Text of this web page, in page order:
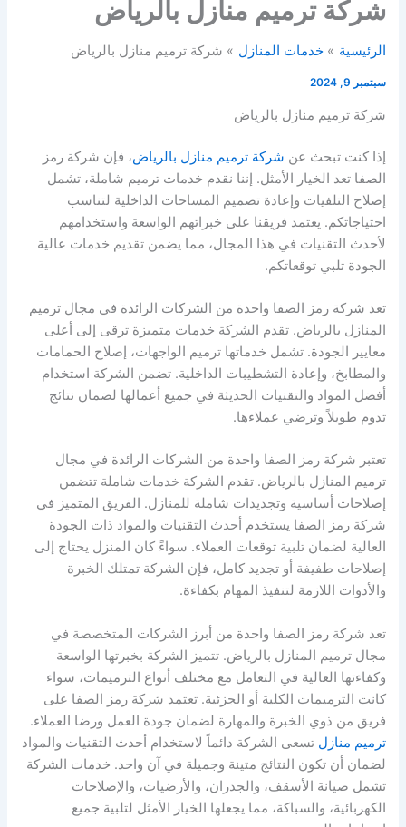
شركة ترميم منازل بالرياض
الرئيسية خدمات المنازل شركة ترميم منازل بالرياض
سبتمبر 9, 2024
شركة ترميم منازل بالرياض
إذا كنت تبحث عن شركة ترميم منازل بالرياض، فإن شركة رمز
الصفا تعد الخيار الأمثل. إننا نقدم خدمات ترميم شاملة، تشمل
إصلاح التلفيات وإعادة تصميم المساحات الداخلية لتناسب
احتياجاتكم. يعتمد فريقنا على خبراتهم الواسعة واستخدامهم
لأحدث التقنيات في هذا المجال، مما يضمن تقديم خدمات عالية
الجودة تلبي توقعاتكم.
تعد شركة رمز الصفا واحدة من الشركات الرائدة في مجال ترميم
المنازل بالرياض. تقدم الشركة خدمات متميزة ترقى إلى أعلى
معايير الجودة. تشمل خدماتها ترميم الواجهات، إصلاح الحمامات
والمطابخ، وإعادة التشطيبات الداخلية. تضمن الشركة استخدام
أفضل المواد والتقنيات الحديثة في جميع أعمالها لضمان نتائج
تدوم طويلاً وترضي عملاءها.
تعتبر شركة رمز الصفا واحدة من الشركات الرائدة في مجال
ترميم المنازل بالرياض. تقدم الشركة خدمات شاملة تتضمن
إصلاحات أساسية وتجديدات شاملة للمنازل. الفريق المتميز في
شركة رمز الصفا يستخدم أحدث التقنيات والمواد ذات الجودة
العالية لضمان تلبية توقعات العملاء. سواءً كان المنزل يحتاج إلى
إصلاحات طفيفة أو تجديد كامل، فإن الشركة تمتلك الخبرة
والأدوات اللازمة لتنفيذ المهام بكفاءة.
تعد شركة رمز الصفا واحدة من أبرز الشركات المتخصصة في
مجال ترميم المنازل بالرياض. تتميز الشركة بخبرتها الواسعة
وكفاءتها العالية في التعامل مع مختلف أنواع الترميمات، سواء
كانت الترميمات الكلية أو الجزئية. تعتمد شركة رمز الصفا على
فريق من ذوي الخبرة والمهارة لضمان جودة العمل ورضا العملاء.
ترميم منازل تسعى الشركة دائماً لاستخدام أحدث التقنيات والمواد
لضمان أن تكون النتائج متينة وجميلة في آن واحد. خدمات الشركة
تشمل صيانة الأسقف، والجدران، والأرضيات، والإصلاحات
الكهربائية، والسباكة، مما يجعلها الخيار الأمثل لتلبية جميع